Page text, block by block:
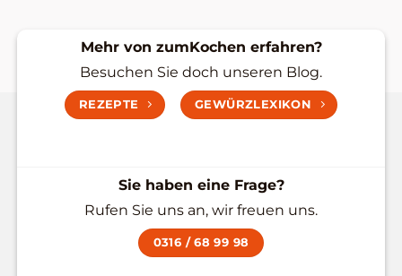
Mehr von zumKochen erfahren?
Besuchen Sie doch unseren Blog.
REZEPTE GEWÜRZLEXIKON
Sie haben eine Frage?
Rufen Sie uns an, wir freuen uns.
0316 / 68 99 98